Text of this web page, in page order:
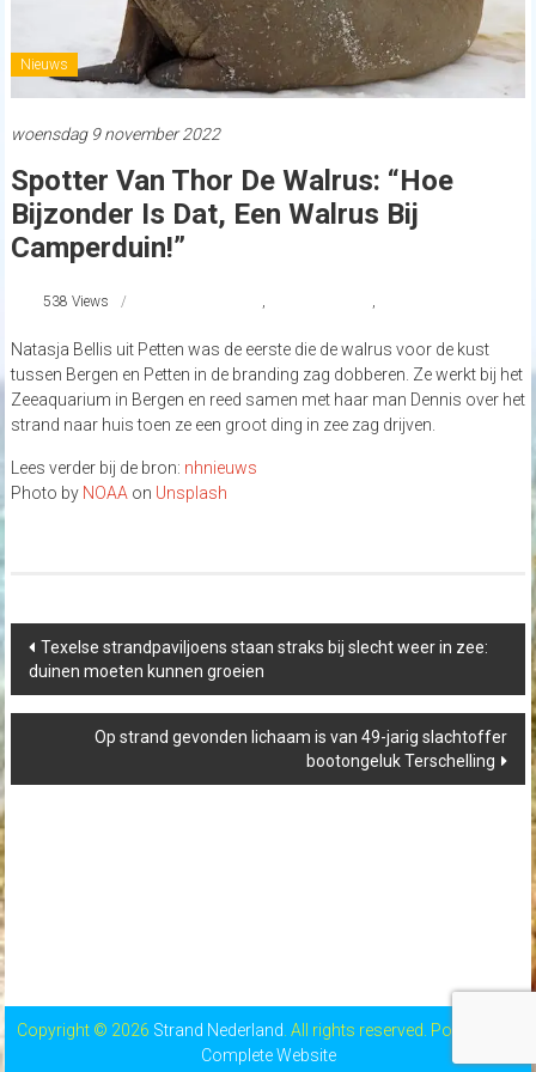
Nieuws
woensdag 9 november 2022
Spotter Van Thor De Walrus: “Hoe
Bijzonder Is Dat, Een Walrus Bij
Camperduin!”
538 Views , ,
Natasja Bellis uit Petten was de eerste die de walrus voor de kust
tussen Bergen en Petten in de branding zag dobberen. Ze werkt bij het
Zeeaquarium in Bergen en reed samen met haar man Dennis over het
strand naar huis toen ze een groot ding in zee zag drijven.
Lees verder bij de bron: nhnieuws
Photo by NOAA on Unsplash
navigation
Texelse strandpaviljoens staan straks bij slecht weer in zee:
duinen moeten kunnen groeien
Op strand gevonden lichaam is van 49-jarig slachtoffer
bootongeluk Terschelling
Copyright © 2026 Strand Nederland . All rights reserved. Powered by
Complete Website